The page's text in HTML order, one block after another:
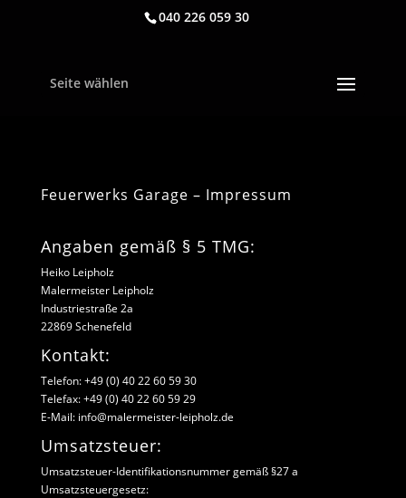
040 226 059 30
Seite wählen
Feuerwerks Garage – Impressum
Angaben gemäß § 5 TMG:
Heiko Leipholz
Malermeister Leipholz
Industriestraße 2a
22869 Schenefeld
Kontakt:
Telefon: +49 (0) 40 22 60 59 30
Telefax: +49 (0) 40 22 60 59 29
E-Mail: info@malermeister-leipholz.de
Umsatzsteuer:
Umsatzsteuer-Identifikationsnummer gemäß §27 a
Umsatzsteuergesetz: